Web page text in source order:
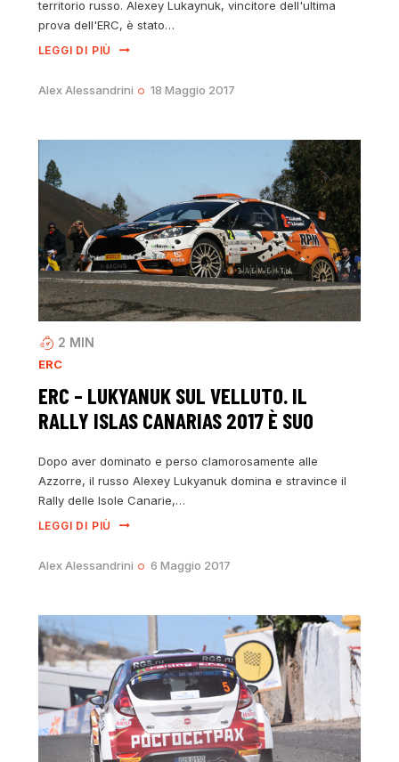
territorio russo. Alexey Lukaynuk, vincitore dell'ultima
prova dell'ERC, è stato…
LEGGI DI PIÙ
Alex Alessandrini 18 Maggio 2017
2 MIN
ERC
ERC – LUKYANUK SUL VELLUTO. IL
RALLY ISLAS CANARIAS 2017 È SUO
Dopo aver dominato e perso clamorosamente alle
Azzorre, il russo Alexey Lukyanuk domina e stravince il
Rally delle Isole Canarie,…
LEGGI DI PIÙ
Alex Alessandrini 6 Maggio 2017